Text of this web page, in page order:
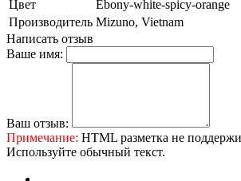
Цвет
Ebony-white-spicy-orange
Производитель Mizuno, Vietnam
Написать отзыв
Ваше имя:
Ваш отзыв:
Примечание: HTML разметка не
Используйте обычный текст.